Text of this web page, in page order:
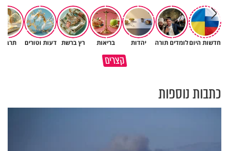
חדשות היוםלומדים תורה יהדות בריאות רץ ברשת דעות וטורים
קצרים
תעצרו לפני שאתם מוציאים דיבה
כתבות נוספות